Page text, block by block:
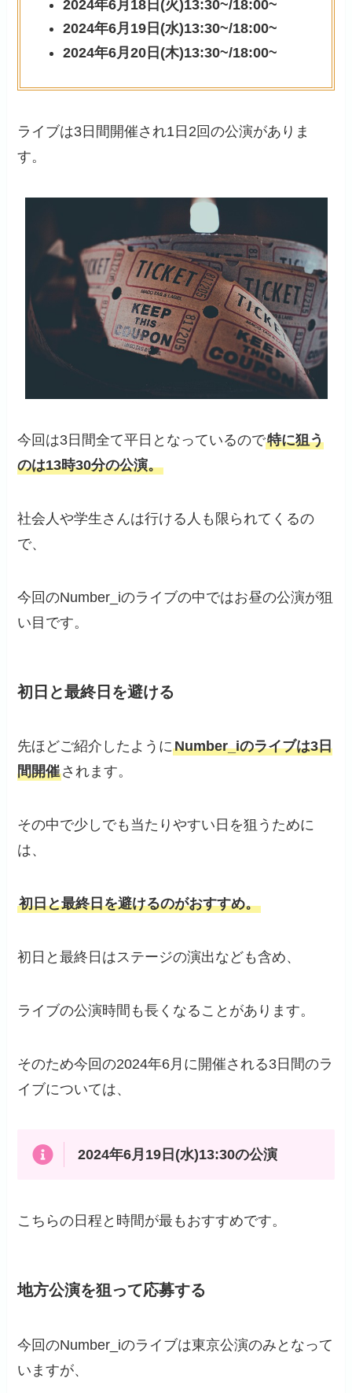
2024年6月18日(火)13:30~/18:00~
2024年6月19日(水)13:30~/18:00~
2024年6月20日(木)13:30~/18:00~
ライブは3日間開催され1日2回の公演がありま
す。
今回は3日間全て平日となっているので特に狙う
のは13時30分の公演。
社会人や学生さんは行ける人も限られてくるの
で、
今回のNumber_iのライブの中ではお昼の公演が狙
い目です。
初日と最終日を避ける
先ほどご紹介したようにNumber_iのライブは3日
間開催されます。
その中で少しでも当たりやすい日を狙うために
は、
初日と最終日を避けるのがおすすめ。
初日と最終日はステージの演出なども含め、
ライブの公演時間も長くなることがあります。
そのため今回の2024年6月に開催される3日間のラ
イブについては、
2024年6月19日(水)13:30の公演
こちらの日程と時間が最もおすすめです。
地方公演を狙って応募する
今回のNumber_iのライブは東京公演のみとなって
いますが、